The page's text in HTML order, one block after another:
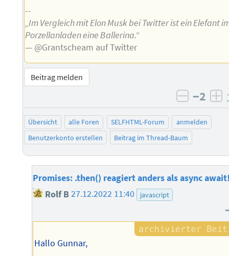
--
„Im Vergleich mit Elon Musk bei Twitter ist ein Elefant
Porzellanladen eine Ballerina.“
— @Grantscheam auf Twitter
Beitrag melden
negativ
−2
Übersicht alle Foren SELFHTML-Forum
anmelden
Benutzerkonto erstellen
Beitrag im Thread-Baum
Promises: .then() reagiert anders als async
Rolf B27.12.2022 11:40 javascript
Hallo Gunnar,